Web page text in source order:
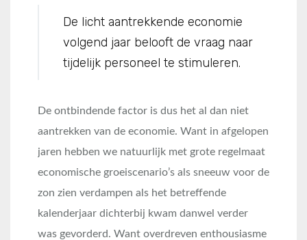
De licht aantrekkende economie
volgend jaar belooft de vraag naar
tijdelijk personeel te stimuleren.
De ontbindende factor is dus het al dan niet
aantrekken van de economie. Want in afgelopen
jaren hebben we natuurlijk met grote regelmaat
economische groeiscenario’s als sneeuw voor de
zon zien verdampen als het betreffende
kalenderjaar dichterbij kwam danwel verder
was gevorderd. Want overdreven enthousiasme